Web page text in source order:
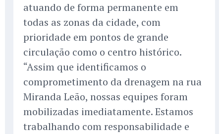
atuando de forma permanente em
todas as zonas da cidade, com
prioridade em pontos de grande
circulação como o centro histórico.
“Assim que identificamos o
comprometimento da drenagem na rua
Miranda Leão, nossas equipes foram
mobilizadas imediatamente. Estamos
trabalhando com responsabilidade e